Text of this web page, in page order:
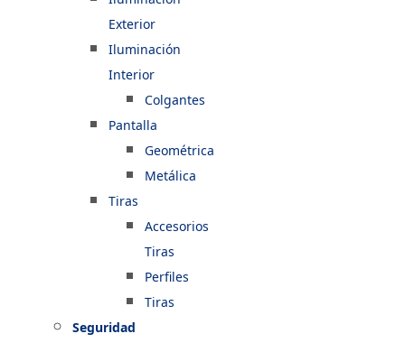
Exterior
Iluminación
Interior
Colgantes
Pantalla
Geométrica
Metálica
Tiras
Accesorios
Tiras
Perfiles
Tiras
Seguridad